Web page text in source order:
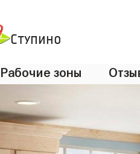
Ступино
Рабочие зоны